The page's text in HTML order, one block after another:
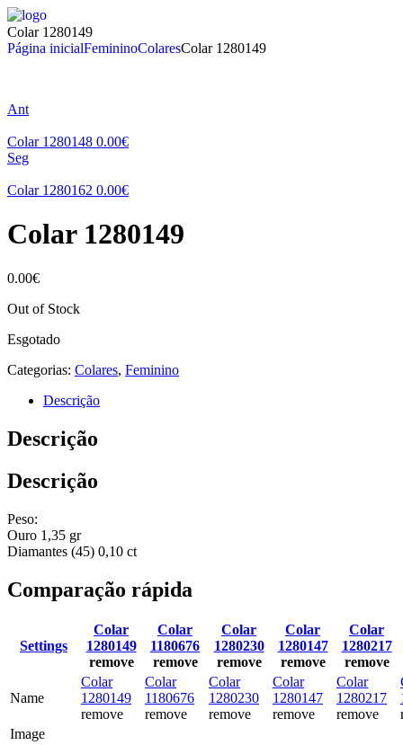
Colar 1280149
Página inicialFemininoColaresColar 1280149
Ant
Colar 1280148 0.00€
Seg
Colar 1280162 0.00€
Colar 1280149
0.00€
Out of Stock
Esgotado
Categorias: Colares, Feminino
Descrição
Descrição
Descrição
Peso:
Ouro 1,35 gr
Diamantes (45) 0,10 ct
Comparação rápida
Settings
Colar
1280149
remove
Colar
1180676
remove
Colar
1280230
remove
Colar
1280147
remove
Colar
1280217
remove
Name
Colar
1280149
remove
Colar
1180676
remove
Colar
1280230
remove
Colar
1280147
remove
Colar
1280217
remove
Image